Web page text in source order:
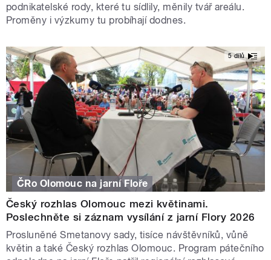
podnikatelské rody, které tu sídlily, měnily tvář areálu.
Proměny i výzkumy tu probíhají dodnes.
5 dílů
ČRo Olomouc na jarní Floře
Český rozhlas Olomouc mezi květinami.
Poslechněte si záznam vysílání z jarní Flory 2026
Prosluněné Smetanovy sady, tisíce návštěvníků, vůně
květin a také Český rozhlas Olomouc. Program pátečního